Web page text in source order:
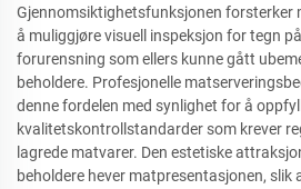
Gjennomsiktighetsfunksjonen forsterker
å muliggjøre visuell inspeksjon for tegn
forurensning som ellers kunne gått
beholdere. Profesjonelle
denne fordelen med synlighet for å
kvalitetskontrollstandarder som krever
lagrede matvarer. Den estetiske
beholdere hever matpresentasjonen, slik